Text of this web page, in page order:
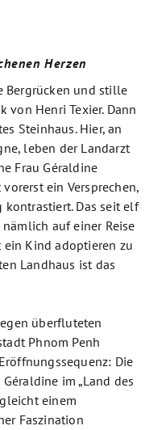
Herzen
Bergrücken und stille
Henri Texier. Dann
Steinhaus. Hier, an
leben der Landarzt
Frau Géraldine
ein Versprechen,
Das seit elf
auf einer Reise
Kind adoptieren zu
Landhaus ist das
überfluteten
Phnom Penh
Die
im „Land des
einem
Faszination